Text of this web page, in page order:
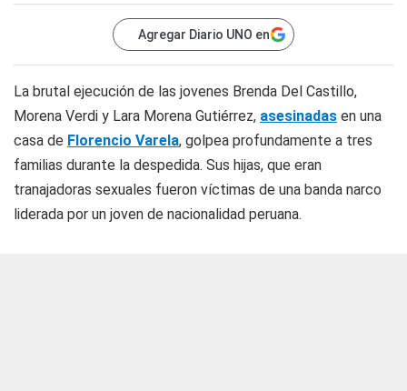
Agregar Diario UNO en
La brutal ejecución de las jovenes Brenda Del Castillo,
Morena Verdi y Lara Morena Gutiérrez, asesinadas en una
casa de Florencio Varela, golpea profundamente a tres
familias durante la despedida. Sus hijas, que eran
tranajadoras sexuales fueron víctimas de una banda narco
liderada por un joven de nacionalidad peruana.